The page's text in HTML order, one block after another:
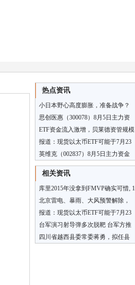
热点资讯
小日本野心高度膨胀，准备战争？
中国底线遭挑战，警惕！
思创医惠（300078）8月5日主力资
金净卖出6764.33万元
ETF资金流入激增，贝莱德资管规模
达10.6万亿美元创纪录新高｜财报见
闻
报道：现货以太币ETF可能于7月23
日开始交易
英维克（002837）8月5日主力资金
净卖出5127.77万元
相关资讯
库里2015年没拿到FMVP确实可惜, 1
个和2个的区别还是很大的
北京雷电、暴雨、大风预警解除，
今天仍有间歇降雨
报道：现货以太币ETF可能于7月23
日开始交易
台军演习射导弹多次脱靶 台军方推
脱是新兵太多导致
四川省越西县委常委蒋勇，拟任县